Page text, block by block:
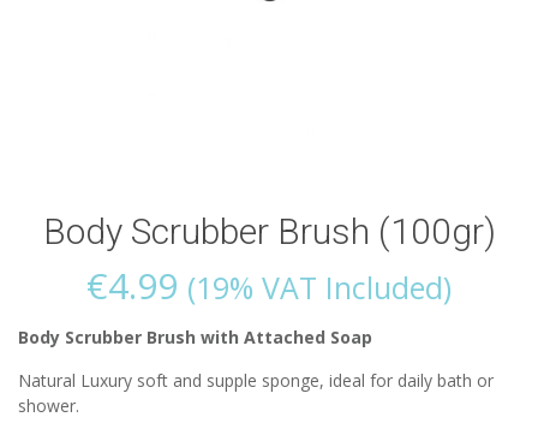
Body Scrubber Brush (100gr)
€4.99 (19% VAT Included)
Body Scrubber Brush with Attached Soap
Natural Luxury soft and supple sponge, ideal for daily bath or
shower.